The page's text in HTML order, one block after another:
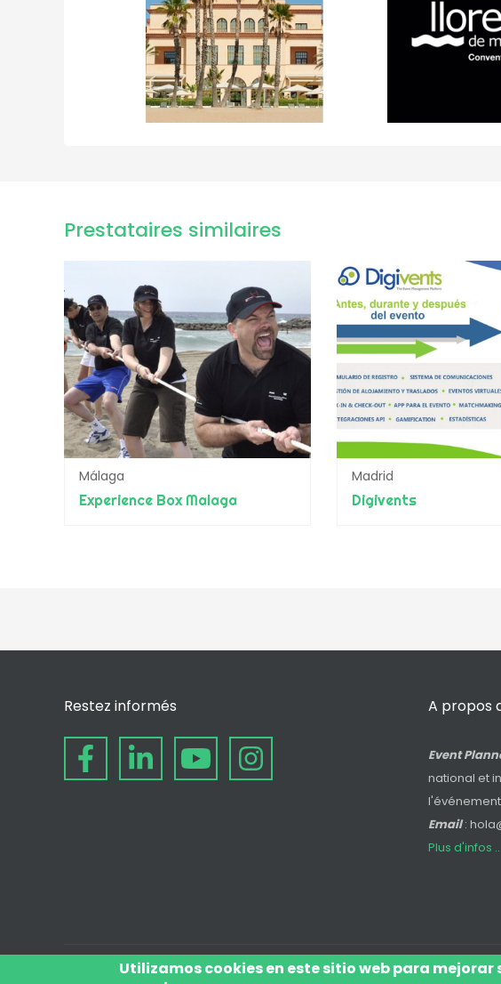
Prestataires similaires
Málaga
Experience Box Malaga
Madrid
Digivents
Restez informés A propos
Event
national et
Email:
Plus d'infos ...
Utilizamos cookies en este sitio web para mejorar